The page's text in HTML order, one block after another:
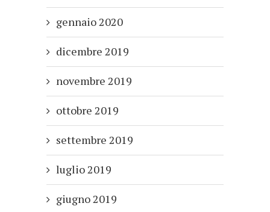
gennaio 2020
dicembre 2019
novembre 2019
ottobre 2019
settembre 2019
luglio 2019
giugno 2019